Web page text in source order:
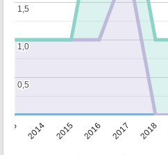
2014 2015 2016 2017 2018
0,5
0,5
1,0
1,0
1,5
1,5